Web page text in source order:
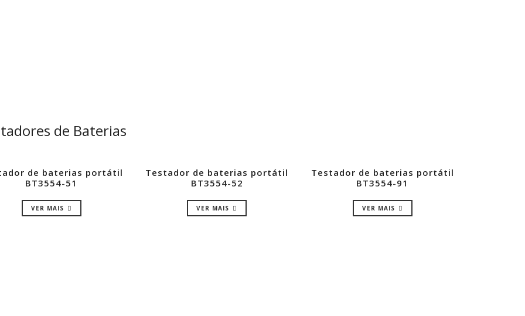
de Baterias
de baterias portátil
BT3554-51
VER MAIS
Testador de baterias portátil
BT3554-52
VER MAIS
Testador de baterias portátil
BT3554-91
VER MAIS